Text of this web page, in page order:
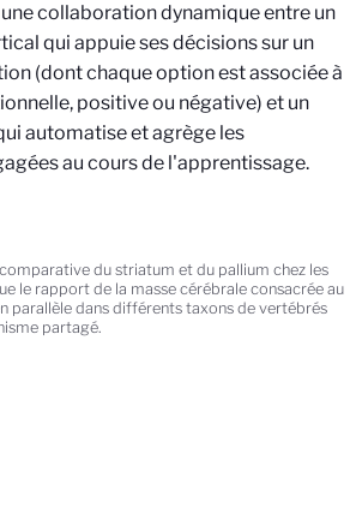
collaboration dynamique entre un
qui appuie ses décisions sur un
(dont chaque option est associée à
positive ou négative) et un
automatise et agrège les
au cours de l'apprentissage.
comparative du striatum et du pallium chez les
le rapport de la masse cérébrale consacrée au
parallèle dans différents taxons de vertébrés
partagé.